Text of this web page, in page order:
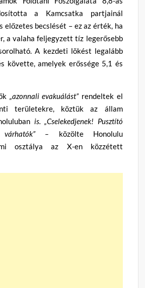
a Kamcsatka partjainál
becslését – ez az érték, ha
a valaha feljegyzett tíz legerősebb
A kezdeti lökést legalább
követte, amelyek erőssége 5,1 és
„azonnali evakuálást” rendeltek el
területekre, köztük az állam
is. „Cselekedjenek! Pusztító
várhatók” – közölte Honolulu
osztálya az X-en közzétett